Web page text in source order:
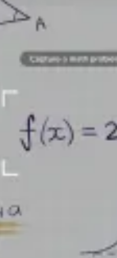
le tuteur IA.